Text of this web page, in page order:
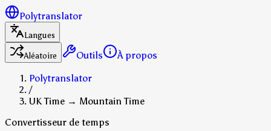
Polytranslator
Langues
Aléatoire
Outils
À propos
Polytranslator
/
UK Time → Mountain Time
Convertisseur de temps